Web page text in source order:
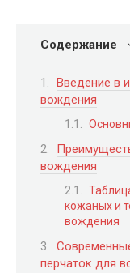
Содержание
Введение в
вождения
вождения
кожаных и
вождения
перчаток для